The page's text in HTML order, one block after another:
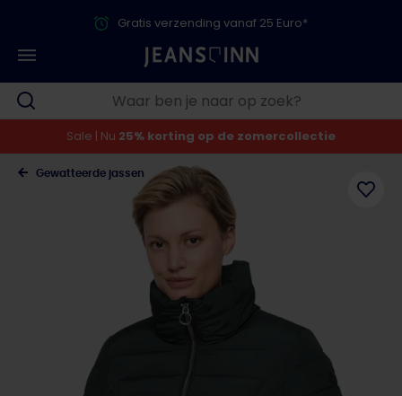
Gratis verzending vanaf 25 Euro*
Sale | Nu 25% korting op de zomercollectie
Gewatteerde jassen